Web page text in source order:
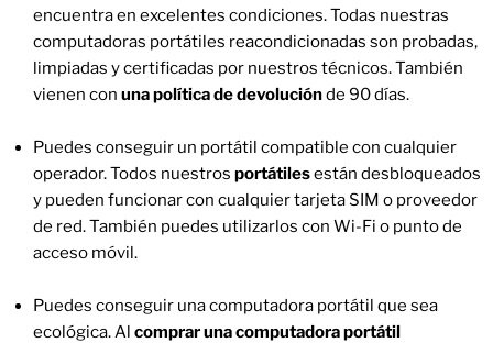
encuentra en excelentes condiciones. Todas nuestras
computadoras portátiles reacondicionadas son probadas,
limpiadas y certificadas por nuestros técnicos. También
vienen con una política de devoluciónde 90 días.
Puedes conseguir un portátil compatible con cualquier
operador. Todos nuestros portátilesestán desbloqueados
y pueden funcionar con cualquier tarjeta SIM o proveedor
de red. También puedes utilizarlos con Wi-Fi o punto de
acceso móvil.
Puedes conseguir una computadora portátil que sea
ecológica. Al comprar una computadora portátil